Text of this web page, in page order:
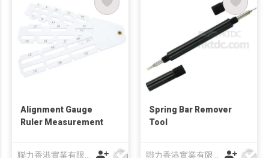
Alignment Gauge
Ruler Measurement
Spring Bar Remover
Tool